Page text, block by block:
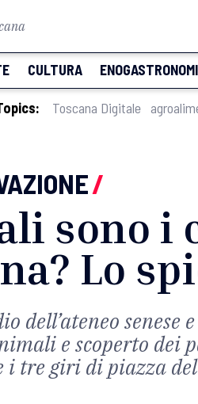
CULTURA
Toscana Digitale
/
sono i
Lo
dell’ateneo
e scoperto
i tre giri di piazza